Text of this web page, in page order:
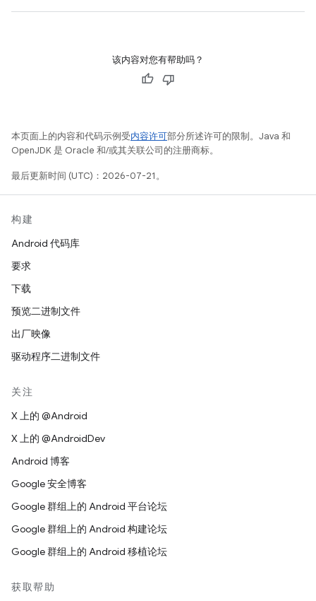
该内容对您有帮助吗？
本页面上的内容和代码示例受内容许可部分所述许可的限制。Java 和
OpenJDK 是 Oracle 和/或其关联公司的注册商标。
最后更新时间 (UTC)：2026-07-21。
构建
Android 代码库
要求
下载
预览二进制文件
出厂映像
驱动程序二进制文件
关注
X 上的 @Android
X 上的 @AndroidDev
Android 博客
Google 安全博客
Google 群组上的 Android 平台论坛
Google 群组上的 Android 构建论坛
Google 群组上的 Android 移植论坛
获取帮助